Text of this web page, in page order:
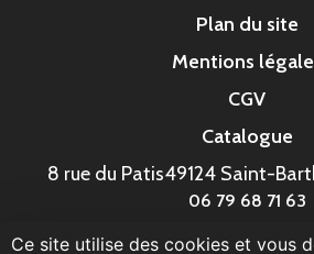
Plan du site
Mentions
CGV
Catalogue
8 rue du Patis49124 Saint-
06 79 68 71 63
Ce site utilise des cookies et vous